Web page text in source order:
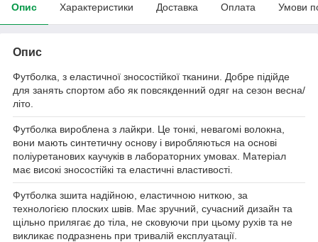
Опис Характеристики Доставка Оплата Умови
Опис
Футболка, з еластичної зносостійкої тканини. Добре підійде
для занять спортом або як повсякденний одяг на сезон весна/
літо.
Футболка вироблена з лайкри. Це тонкі, невагомі волокна,
вони мають синтетичну основу і виробляються на основі
поліуретанових каучуків в лабораторних умовах. Матеріал
має високі зносостійкі та еластичні властивості.
Футболка зшита надійною, еластичною ниткою, за
технологією плоских швів. Має зручний, сучасний дизайн та
щільно прилягає до тіла, не сковуючи при цьому рухів та не
викликає подразнень при тривалій експлуатації.